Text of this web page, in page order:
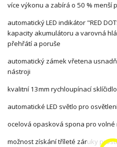
více výkonu a zabírá o 50 % menší
automatický LED indikátor "RED
kapacity akumulátoru a varovná
přehřátí a poruše
automatický zámek vřetena
nástroji
kvalitní 13mm rychloupínací
automatické LED světlo pro
ocelová opasková spona pro volné
možnost získání tříleté záruky